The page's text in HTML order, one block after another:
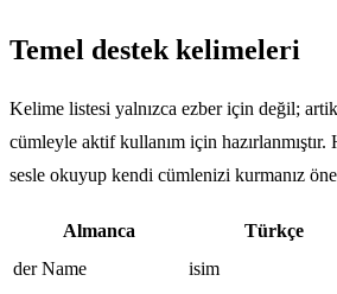
Temel destek kelimeleri
Kelime listesi yalnızca ezber için değil;
cümleyle aktif kullanım için
sesle okuyup kendi cümlenizi kurmanız
Almanca Türkçe
der Name
isim